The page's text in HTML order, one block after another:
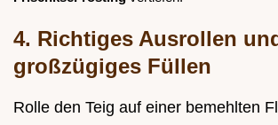
4. Richtiges Ausrollen
großzügiges Füllen
Rolle den Teig auf einer bemehlten